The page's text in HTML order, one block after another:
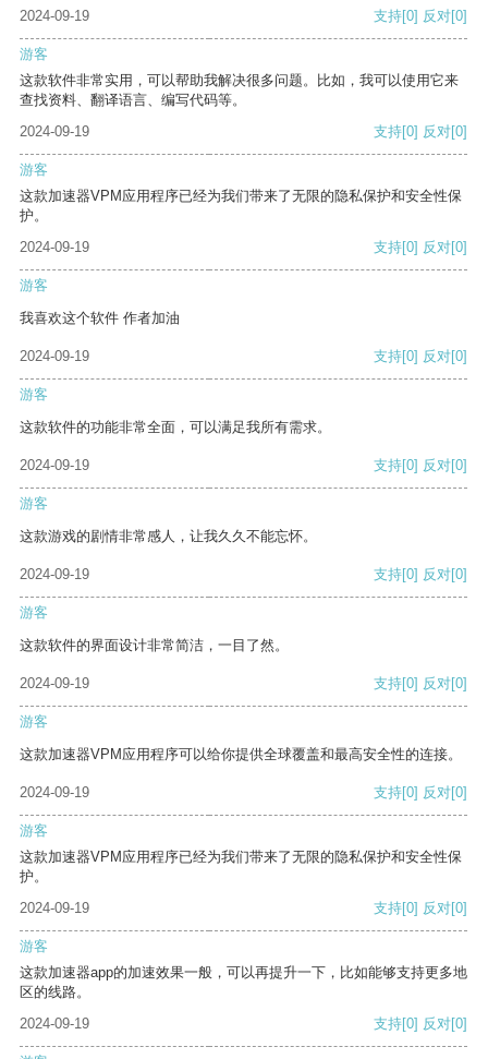
2024-09-19 支持[0] 反对[0]
游客
这款软件非常实用，可以帮助我解决很多问题。比如，我可以使用它来
查找资料、翻译语言、编写代码等。
2024-09-19
支持[0] 反对[0]
游客
这款加速器VPM应用程序已经为我们带来了无限的隐私保护和安全性保
护。
2024-09-19
支持[0] 反对[0]
游客
我喜欢这个软件 作者加油
2024-09-19 支持[0] 反对[0]
游客
这款软件的功能非常全面，可以满足我所有需求。
2024-09-19 支持[0] 反对[0]
游客
这款游戏的剧情非常感人，让我久久不能忘怀。
2024-09-19 支持[0] 反对[0]
游客
这款软件的界面设计非常简洁，一目了然。
2024-09-19 支持[0] 反对[0]
游客
这款加速器VPM应用程序可以给你提供全球覆盖和最高安全性的连接。
2024-09-19 支持[0] 反对[0]
游客
这款加速器VPM应用程序已经为我们带来了无限的隐私保护和安全性保
护。
2024-09-19
支持[0] 反对[0]
游客
这款加速器app的加速效果一般，可以再提升一下，比如能够支持更多地
区的线路。
2024-09-19
支持[0] 反对[0]